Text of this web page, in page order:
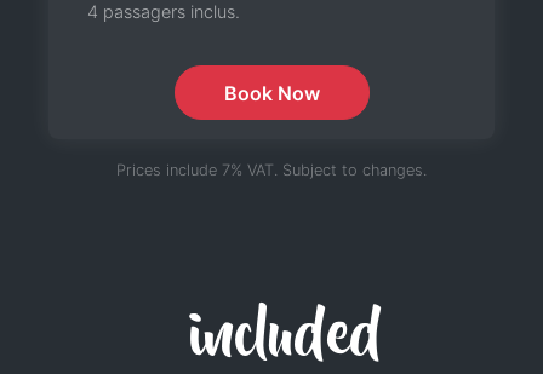
4 passagers inclus.
Book Now
Prices include 7% VAT. Subject to changes.
included